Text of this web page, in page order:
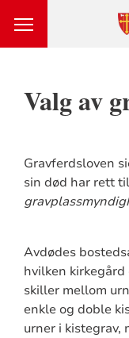
Valg av
Gravferdsloven
sin død har rett
Avdødes
hvilken
skiller mellom
enkle og doble
urner i kistegrav,